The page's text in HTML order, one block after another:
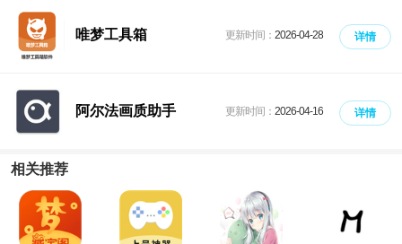
唯梦工具箱 更新时间： 2026-04-28 详情
阿尔法画质助手 更新时间： 2026-04-16 详情
相关推荐